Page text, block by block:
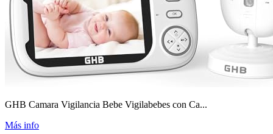
GHB Camara Vigilancia Bebe Vigilabebes con Ca...
Más info